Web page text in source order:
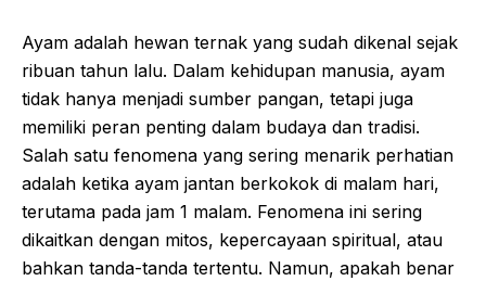
Ayam adalah hewan ternak yang sudah dikenal sejak
ribuan tahun lalu. Dalam kehidupan manusia, ayam
tidak hanya menjadi sumber pangan, tetapi juga
memiliki peran penting dalam budaya dan tradisi.
Salah satu fenomena yang sering menarik perhatian
adalah ketika ayam jantan berkokok di malam hari,
terutama pada jam 1 malam. Fenomena ini sering
dikaitkan dengan mitos, kepercayaan spiritual, atau
bahkan tanda-tanda tertentu. Namun, apakah benar